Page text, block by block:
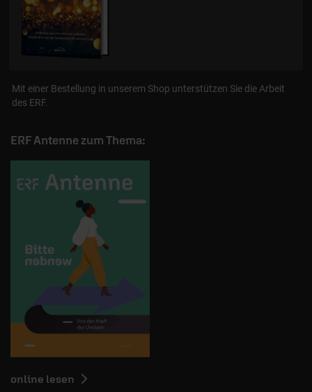
Mit einer Bestellung in unserem Shop unterstützen Sie die Arbeit
des ERF.
ERF Antenne zum Thema:
online lesen